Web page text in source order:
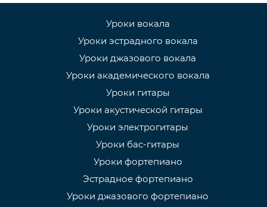
Уроки вокала
Уроки эстрадного вокала
Уроки джазового вокала
Уроки академического вокала
Уроки гитары
Уроки акустической гитары
Уроки электрогитары
Уроки бас-гитары
Уроки фортепиано
Эстрадное фортепиано
Уроки джазового фортепиано